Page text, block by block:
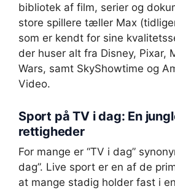
bibliotek af film, serier og
store spillere tæller Max
som er kendt for sine
der huser alt fra Disney, Pixar,
Wars, samt SkyShowtime og
Video.
Sport på TV i dag: En
rettigheder
For mange er “TV i dag”
dag”. Live sport er en af de
at mange stadig holder fast i